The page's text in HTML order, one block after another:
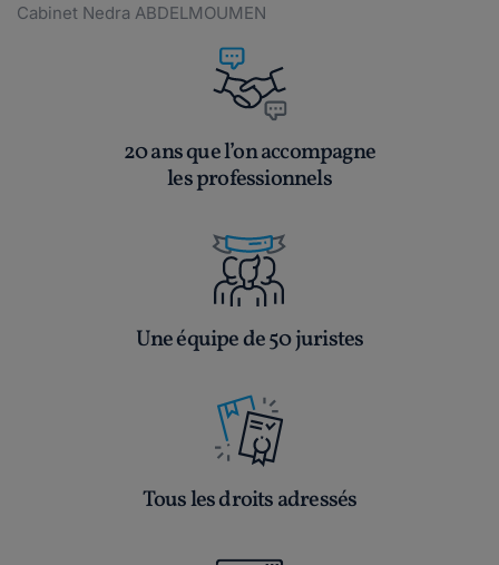
Cabinet Nedra ABDELMOUMEN
20 ans que l’on accompagne
les professionnels
Une équipe de 50 juristes
Tous les droits adressés